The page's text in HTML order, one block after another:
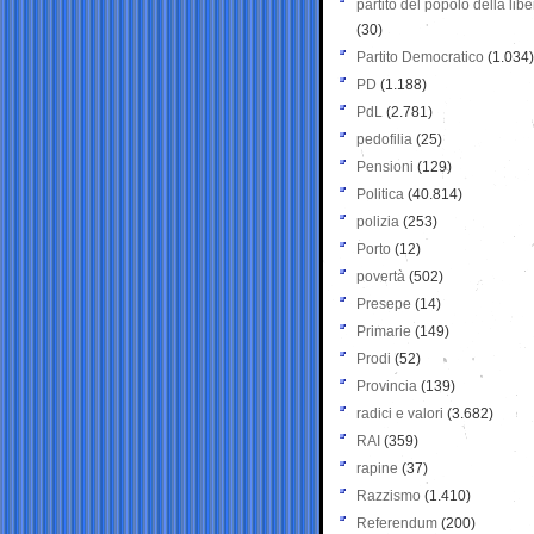
partito del popolo della
(30)
Partito Democratico (1.034)
PD (1.188)
PdL (2.781)
pedofilia (25)
Pensioni (129)
Politica (40.814)
polizia (253)
Porto (12)
povertà (502)
Presepe (14)
Primarie (149)
Prodi (52)
Provincia (139)
radici e valori (3.682)
RAI (359)
rapine (37)
Razzismo (1.410)
Referendum (200)